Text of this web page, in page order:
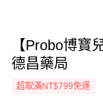
【Probo博寶
德昌藥局
超取滿NT$799免運